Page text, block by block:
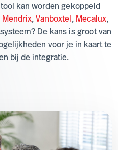
kan worden gekoppeld
Mendrix, Vanboxtel , Mecalux,
De kans is groot van
voor je in kaart te
bij de integratie.